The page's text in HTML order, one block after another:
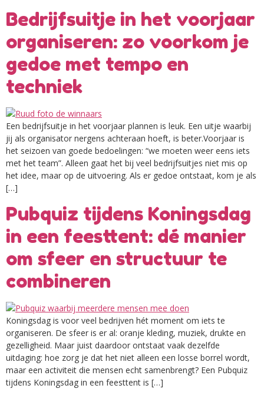
Bedrijfsuitje in het voorjaar
organiseren: zo voorkom je
gedoe met tempo en
techniek
Een bedrijfsuitje in het voorjaar plannen is leuk. Een uitje waarbij
jij als organisator nergens achteraan hoeft, is beter.Voorjaar is
het seizoen van goede bedoelingen: “we moeten weer eens iets
met het team”. Alleen gaat het bij veel bedrijfsuitjes niet mis op
het idee, maar op de uitvoering. Als er gedoe ontstaat, kom je als
[…]
Pubquiz tijdens Koningsdag
in een feesttent: dé manier
om sfeer en structuur te
combineren
Koningsdag is voor veel bedrijven hét moment om iets te
organiseren. De sfeer is er al: oranje kleding, muziek, drukte en
gezelligheid. Maar juist daardoor ontstaat vaak dezelfde
uitdaging: hoe zorg je dat het niet alleen een losse borrel wordt,
maar een activiteit die mensen echt samenbrengt? Een Pubquiz
tijdens Koningsdag in een feesttent is […]